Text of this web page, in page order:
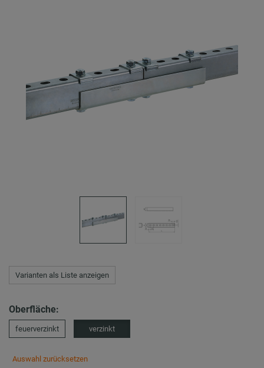
Varianten als Liste anzeigen
Oberfläche:
feuerverzinkt verzinkt
Auswahl zurücksetzen